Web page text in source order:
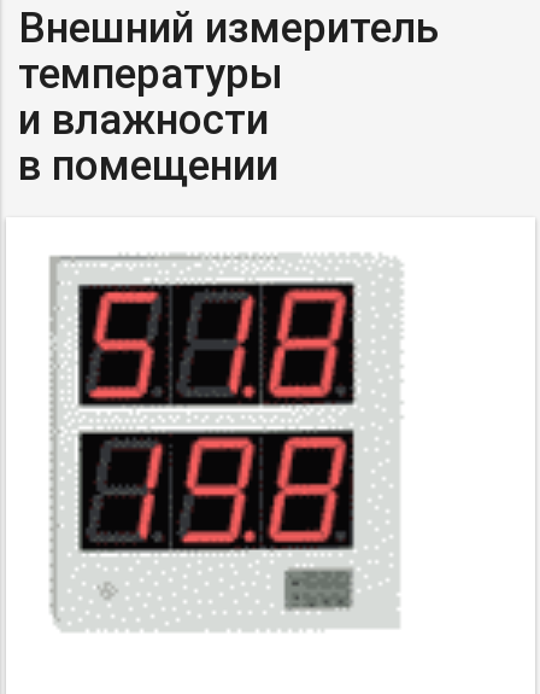
Внешний измеритель
температуры
и влажности
в помещении